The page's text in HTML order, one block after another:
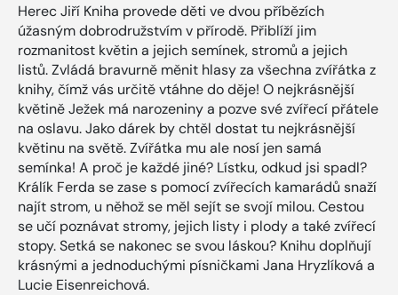
Herec Jiří Kniha provede děti ve dvou příbězích
úžasným dobrodružstvím v přírodě. Přiblíží jim
rozmanitost květin a jejich semínek, stromů a jejich
listů. Zvládá bravurně měnit hlasy za všechna zvířátka z
knihy, čímž vás určitě vtáhne do děje! O nejkrásnější
květině Ježek má narozeniny a pozve své zvířecí přátele
na oslavu. Jako dárek by chtěl dostat tu nejkrásnější
květinu na světě. Zvířátka mu ale nosí jen samá
semínka! A proč je každé jiné? Lístku, odkud jsi spadl?
Králík Ferda se zase s pomocí zvířecích kamarádů snaží
najít strom, u něhož se měl sejít se svojí milou. Cestou
se učí poznávat stromy, jejich listy i plody a také zvířecí
stopy. Setká se nakonec se svou láskou? Knihu doplňují
krásnými a jednoduchými písničkami Jana Hryzlíková a
Lucie Eisenreichová.